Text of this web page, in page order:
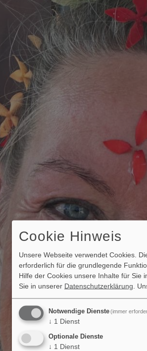
Cookie Hinweis
Unsere Webseite verwendet Cookies.
erforderlich für die grundlegende
Hilfe der Cookies unsere Inhalte für Sie
Sie in unserer Datenschutzerklärung .
Notwendige Dienste(immer
↓ 1 Dienst
Optionale Dienste
↓ 1 Dienst